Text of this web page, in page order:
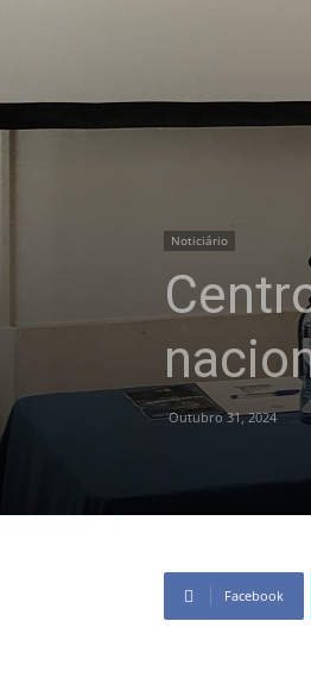
Noticiário
Outubro 31, 2024
Facebook